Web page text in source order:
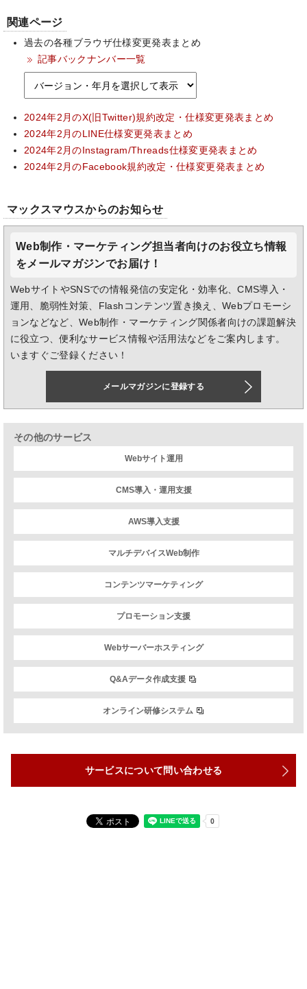
関連ページ
過去の各種ブラウザ仕様変更発表まとめ
記事バックナンバー一覧
2024年2月のX(旧Twitter)規約改定・仕様変更発表まとめ
2024年2月のLINE仕様変更発表まとめ
2024年2月のInstagram/Threads仕様変更発表まとめ
2024年2月のFacebook規約改定・仕様変更発表まとめ
マックスマウスからのお知らせ
Web制作・マーケティング担当者向けのお役立ち情報
をメールマガジンでお届け！
WebサイトやSNSでの情報発信の安定化・効率化、CMS導入・
運用、脆弱性対策、Flashコンテンツ置き換え、Webプロモーシ
ョンなどなど、Web制作・マーケティング関係者向けの課題解決
に役立つ、便利なサービス情報や活用法などをご案内します。
いますぐご登録ください！
メールマガジンに登録する
その他のサービス
Webサイト運用
CMS導入・運用支援
AWS導入支援
マルチデバイスWeb制作
コンテンツマーケティング
プロモーション支援
Webサーバーホスティング
Q&Aデータ作成支援
オンライン研修システム
サービスについて問い合わせる